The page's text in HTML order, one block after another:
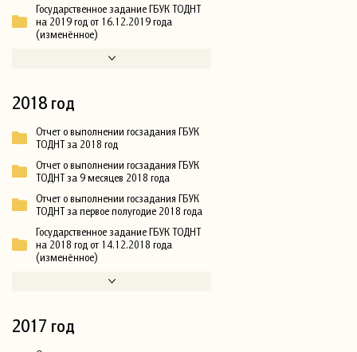
Государственное задание ГБУК ТОДНТ
на 2019 год от 16.12.2019 года
(изменённое)
2018 год
Отчет о выполнении госзадания ГБУК
ТОДНТ за 2018 год
Отчет о выполнении госзадания ГБУК
ТОДНТ за 9 месяцев 2018 года
Отчет о выполнении госзадания ГБУК
ТОДНТ за первое полугодие 2018 года
Государственное задание ГБУК ТОДНТ
на 2018 год от 14.12.2018 года
(изменённое)
2017 год